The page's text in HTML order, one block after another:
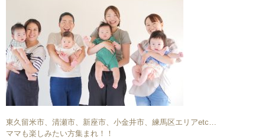
東久留米市、清瀬市、新座市、小金井市、練馬区エリアetc…
ママも楽しみたい方集まれ！！